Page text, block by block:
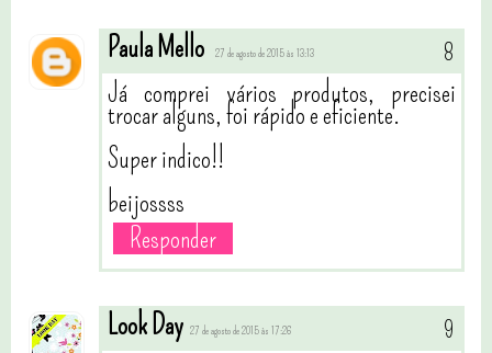
Paula Mello 27 de agosto de 2015 às 13:13
Já comprei vários produtos, precisei
trocar alguns, foi rápido e eficiente.
Super indico!!
beijossss
Responder
Look Day 27 de agosto de 2015 às 17:26